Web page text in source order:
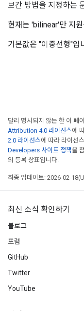
보간 방법을 지정하는
현재는 'bilinear'만 지원
기본값은 "이중선형"입
달리 명시되지 않는 한 이 페
Attribution 4.0 라이선스에
2.0 라이선스에 따라 라이선
Developers 사이트 정책을
의 등록 상표입니다.
최종 업데이트: 2026-02-
최신 소식 확인하기
블로그
포럼
GitHub
Twitter
YouTube